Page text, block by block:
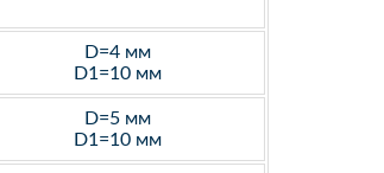
D=4 мм
D1=10 мм
D=5 мм
D1=10 мм